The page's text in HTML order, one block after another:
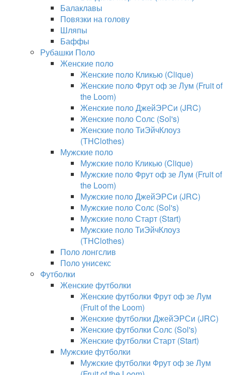
Балаклавы
Повязки на голову
Шляпы
Баффы
Рубашки Поло
Женские поло
Женские поло Кликью (Clique)
Женские поло Фрут оф зе Лум (Fruit of
the Loom)
Женские поло ДжейЭРСи (JRC)
Женские поло Солс (Sol's)
Женские поло ТиЭйчКлоуз
(THClothes)
Мужские поло
Мужские поло Кликью (Clique)
Мужские поло Фрут оф зе Лум (Fruit of
the Loom)
Мужские поло ДжейЭРСи (JRC)
Мужские поло Солс (Sol's)
Мужские поло Старт (Start)
Мужские поло ТиЭйчКлоуз
(THClothes)
Поло лонгслив
Поло унисекс
Футболки
Женские футболки
Женские футболки Фрут оф зе Лум
(Fruit of the Loom)
Женские футболки ДжейЭРСи (JRC)
Женские футболки Солс (Sol's)
Женские футболки Старт (Start)
Мужские футболки
Мужские футболки Фрут оф зе Лум